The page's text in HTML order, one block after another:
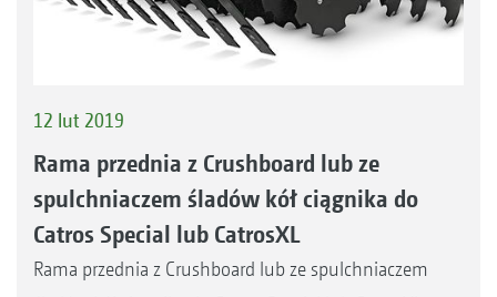
12 lut 2019
Rama przednia z Crushboard lub ze
spulchniaczem śladów kół ciągnika do
Catros Special lub CatrosXL
Rama przednia z Crushboard lub ze spulchniaczem